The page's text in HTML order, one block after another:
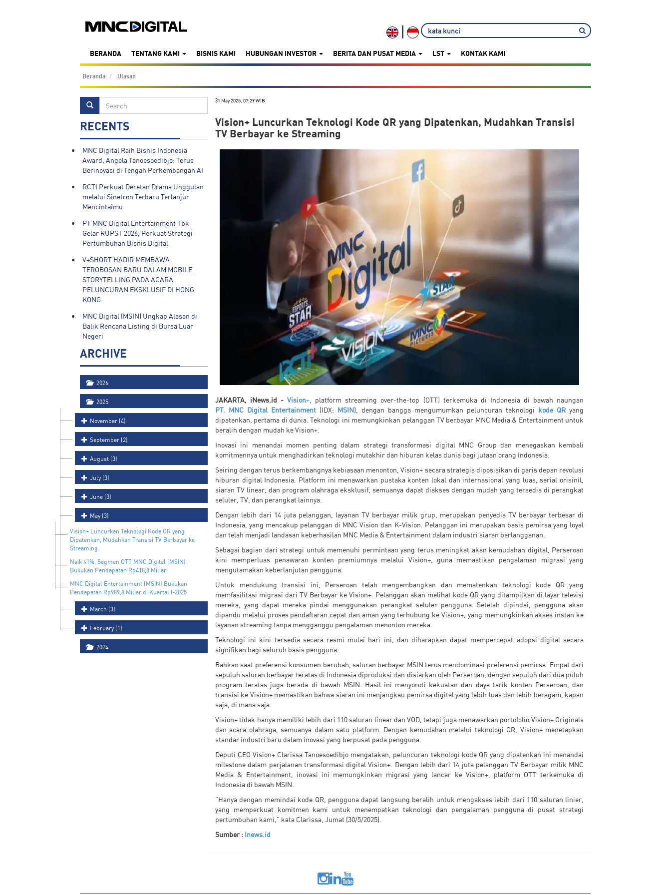
BERANDA TENTANG KAMI BISNIS KAMI HUBUNGAN INVESTOR BERITA DAN PUSAT MEDIA LST KONTAK KAMI
Beranda Ulasan
31 May 2025, 07:29 WIB
Vision+ Luncurkan Teknologi Kode QR yang Dipatenkan, Mudahkan Transisi
TV Berbayar ke Streaming
JAKARTA, iNews.id - Vision+ , platform streaming over-the-top (OTT) terkemuka di Indonesia di bawah naungan
PT. MNC Digital Entertainment (IDX: MSIN), dengan bangga mengumumkan peluncuran teknologi kode QR yang
dipatenkan, pertama di dunia. Teknologi ini memungkinkan pelanggan TV berbayar MNC Media & Entertainment untuk
beralih dengan mudah ke Vision+.
Inovasi ini menandai momen penting dalam strategi transformasi digital MNC Group dan menegaskan kembali
komitmennya untuk menghadirkan teknologi mutakhir dan hiburan kelas dunia bagi jutaan orang Indonesia.
Seiring dengan terus berkembangnya kebiasaan menonton, Vision+ secara strategis diposisikan di garis depan revolusi
hiburan digital Indonesia. Platform ini menawarkan pustaka konten lokal dan internasional yang luas, serial orisinil,
siaran TV linear, dan program olahraga eksklusif, semuanya dapat diakses dengan mudah yang tersedia di perangkat
seluler, TV, dan perangkat lainnya.
Dengan lebih dari 14 juta pelanggan, layanan TV berbayar milik grup, merupakan penyedia TV berbayar terbesar di
Indonesia, yang mencakup pelanggan di MNC Vision dan K-Vision. Pelanggan ini merupakan basis pemirsa yang loyal
dan telah menjadi landasan keberhasilan MNC Media & Entertainment dalam industri siaran berlangganan.
Sebagai bagian dari strategi untuk memenuhi permintaan yang terus meningkat akan kemudahan digital, Perseroan
kini memperluas penawaran konten premiumnya melalui Vision+, guna memastikan pengalaman migrasi yang
mengutamakan keberlanjutan pengguna.
Untuk mendukung transisi ini, Perseroan telah mengembangkan dan mematenkan teknologi kode QR yang
memfasilitasi migrasi dari TV Berbayar ke Vision+. Pelanggan akan melihat kode QR yang ditampilkan di layar televisi
mereka, yang dapat mereka pindai menggunakan perangkat seluler pengguna. Setelah dipindai, pengguna akan
dipandu melalui proses pendaftaran cepat dan aman yang terhubung ke Vision+, yang memungkinkan akses instan ke
layanan streaming tanpa mengganggu pengalaman menonton mereka.
Teknologi ini kini tersedia secara resmi mulai hari ini, dan diharapkan dapat mempercepat adopsi digital secara
signifikan bagi seluruh basis pengguna.
Bahkan saat preferensi konsumen berubah, saluran berbayar MSIN terus mendominasi preferensi pemirsa. Empat dari
sepuluh saluran berbayar teratas di Indonesia diproduksi dan disiarkan oleh Perseroan, dengan sepuluh dari dua puluh
program teratas juga berada di bawah MSIN. Hasil ini menyoroti kekuatan dan daya tarik konten Perseroan, dan
transisi ke Vision+ memastikan bahwa siaran ini menjangkau pemirsa digital yang lebih luas dan lebih beragam, kapan
saja, di mana saja.
Vision+ tidak hanya memiliki lebih dari 110 saluran linear dan VOD, tetapi juga menawarkan portofolio Vision+ Originals
dan acara olahraga, semuanya dalam satu platform. Dengan kemudahan melalui teknologi QR, Vision+ menetapkan
standar industri baru dalam inovasi yang berpusat pada pengguna.
Deputi CEO Vision+ Clarissa Tanoesoedibjo mengatakan, peluncuran teknologi kode QR yang dipatenkan ini menandai
milestone dalam perjalanan transformasi digital Vision+. Dengan lebih dari 14 juta pelanggan TV Berbayar milik MNC
Media & Entertainment, inovasi ini memungkinkan migrasi yang lancar ke Vision+, platform OTT terkemuka di
Indonesia di bawah MSIN.
"Hanya dengan memindai kode QR, pengguna dapat langsung beralih untuk mengakses lebih dari 110 saluran linier,
yang memperkuat komitmen kami untuk menempatkan teknologi dan pengalaman pengguna di pusat strategi
pertumbuhan kami," kata Clarissa, Jumat (30/5/2025).
Sumber : Inews.id
RECENTS
MNC Digital Raih Bisnis Indonesia
Award, Angela Tanoesoedibjo: Terus
Berinovasi di Tengah Perkembangan AI
RCTI Perkuat Deretan Drama Unggulan
melalui Sinetron Terbaru Terlanjur
Mencintaimu
PT MNC Digital Entertainment Tbk
Gelar RUPST 2026, Perkuat Strategi
Pertumbuhan Bisnis Digital
V+SHORT HADIR MEMBAWA
TEROBOSAN BARU DALAM MOBILE
STORYTELLING PADA ACARA
PELUNCURAN EKSKLUSIF DI HONG
KONG
MNC Digital (MSIN) Ungkap Alasan di
Balik Rencana Listing di Bursa Luar
Negeri
ARCHIVE
2026
2025
November (4)
September (2)
August (3)
July (3)
June (3)
May (3)
Vision+ Luncurkan Teknologi Kode QR yang
Dipatenkan, Mudahkan Transisi TV Berbayar ke
Streaming
Naik 41%, Segmen OTT MNC Digital (MSIN)
Bukukan Pendapatan Rp418,8 Miliar
MNC Digital Entertainment (MSIN) Bukukan
Pendapatan Rp989,8 Miliar di Kuartal I-2025
March (3)
February (1)
2024